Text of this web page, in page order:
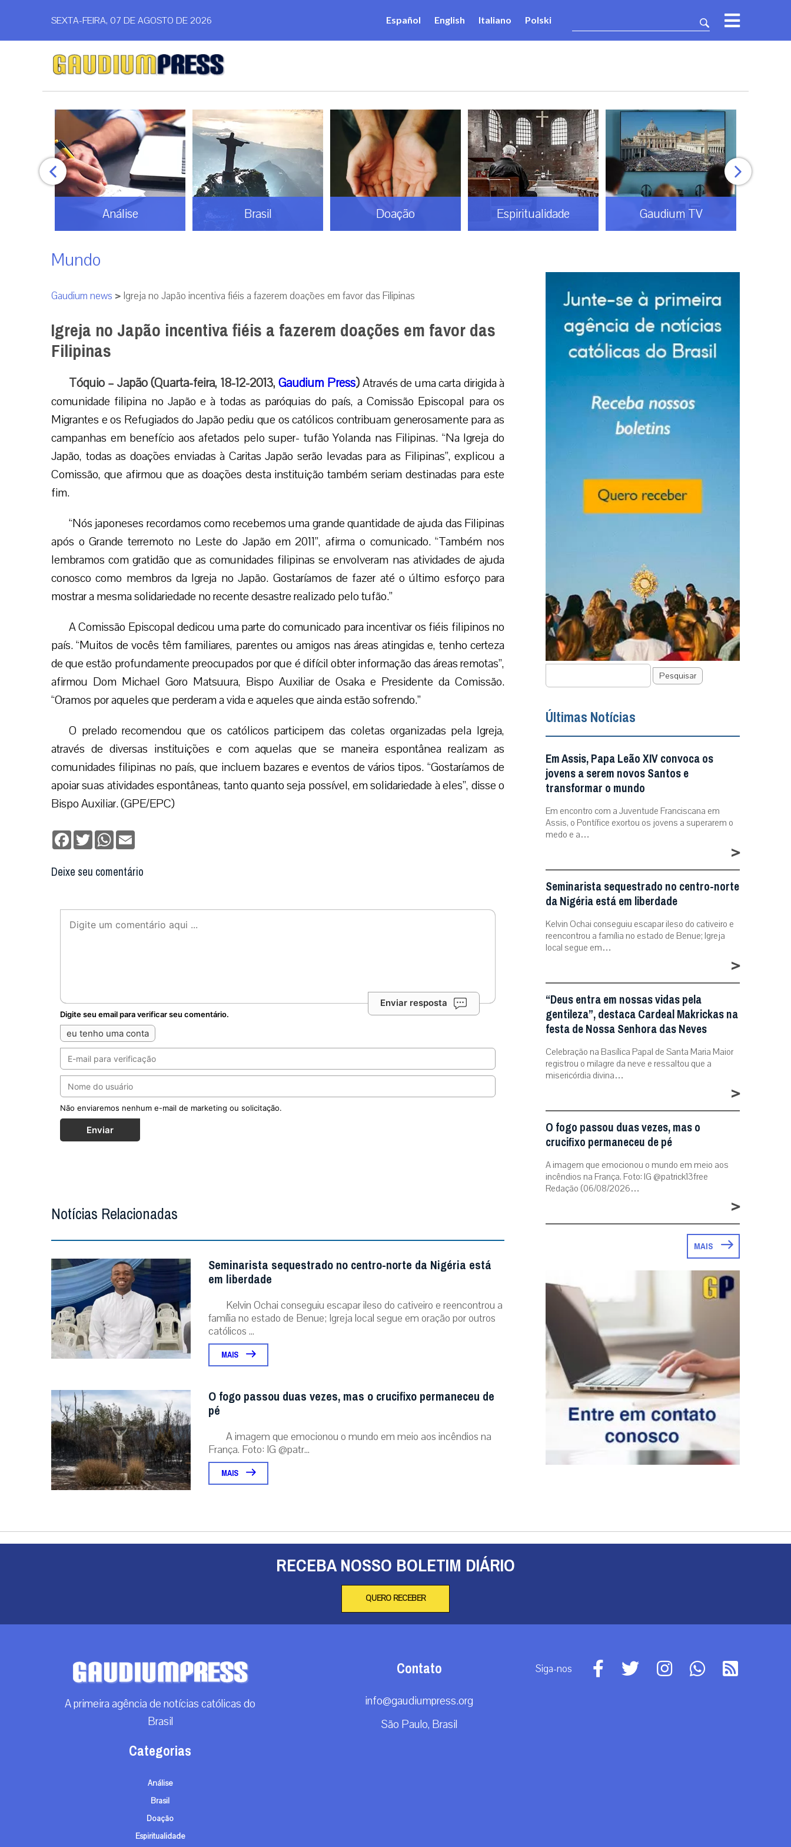
SEXTA-FEIRA, 07 DE AGOSTO DE 2026 Español English Italiano Polski
Análise Brasil Doação Espiritualidade Gaudium TV
Mundo
Gaudium news > Igreja no Japão incentiva fiéis a fazerem doações em favor das Filipinas
Igreja no Japão incentiva fiéis a fazerem doações em favor das
Filipinas
Tóquio – Japão (Quarta-feira, 18-12-2013, Gaudium Press)Através de uma carta dirigida à
comunidade filipina no Japão e à todas as paróquias do país, a Comissão Episcopal para os
Migrantes e os Refugiados do Japão pediu que os católicos contribuam generosamente para as
campanhas em benefício aos afetados pelo super- tufão Yolanda nas Filipinas. “Na Igreja do
Japão, todas as doações enviadas à Caritas Japão serão levadas para as Filipinas”, explicou a
Comissão, que afirmou que as doações desta instituição também seriam destinadas para este
fim.
“Nós japoneses recordamos como recebemos uma grande quantidade de ajuda das Filipinas
após o Grande terremoto no Leste do Japão em 2011”, afirma o comunicado. “Também nos
lembramos com gratidão que as comunidades filipinas se envolveram nas atividades de ajuda
conosco como membros da Igreja no Japão. Gostaríamos de fazer até o último esforço para
mostrar a mesma solidariedade no recente desastre realizado pelo tufão.”
A Comissão Episcopal dedicou uma parte do comunicado para incentivar os fiéis filipinos no
país. “Muitos de vocês têm familiares, parentes ou amigos nas áreas atingidas e, tenho certeza
de que estão profundamente preocupados por que é difícil obter informação das áreas remotas”,
afirmou Dom Michael Goro Matsuura, Bispo Auxiliar de Osaka e Presidente da Comissão.
“Oramos por aqueles que perderam a vida e aqueles que ainda estão sofrendo.”
O prelado recomendou que os católicos participem das coletas organizadas pela Igreja,
através de diversas instituições e com aquelas que se maneira espontânea realizam as
comunidades filipinas no país, que incluem bazares e eventos de vários tipos. “Gostaríamos de
apoiar suas atividades espontâneas, tanto quanto seja possível, em solidariedade à eles”, disse o
Bispo Auxiliar. (GPE/EPC)
Facebook
TwitterWhatsApp
Deixe seu comentário
Enviar resposta
Digite seu email para verificar seu comentário.
eu tenho uma conta
Não enviaremos nenhum e-mail de marketing ou solicitação.
Enviar
Notícias Relacionadas
Seminarista sequestrado no centro-norte da Nigéria está
em liberdade
Kelvin Ochai conseguiu escapar ileso do cativeiro e reencontrou a
família no estado de Benue; Igreja local segue em oração por outros
católicos ...
MAIS
O fogo passou duas vezes, mas o crucifixo permaneceu de
pé
A imagem que emocionou o mundo em meio aos incêndios na
França. Foto: IG @patr...
MAIS
Pesquisar
Últimas Notícias
Em Assis, Papa Leão XIV convoca os
jovens a serem novos Santos e
transformar o mundo
Em encontro com a Juventude Franciscana em
Assis, o Pontífice exortou os jovens a superarem o
medo e a…
>
Seminarista sequestrado no centro-norte
da Nigéria está em liberdade
Kelvin Ochai conseguiu escapar ileso do cativeiro e
reencontrou a família no estado de Benue; Igreja
local segue em…
>
“Deus entra em nossas vidas pela
gentileza”, destaca Cardeal Makrickas na
festa de Nossa Senhora das Neves
Celebração na Basílica Papal de Santa Maria Maior
registrou o milagre da neve e ressaltou que a
misericórdia divina…
>
O fogo passou duas vezes, mas o
crucifixo permaneceu de pé
A imagem que emocionou o mundo em meio aos
incêndios na França. Foto: IG @patrick13free
Redação (06/08/2026…
>
MAIS
RECEBA NOSSO BOLETIM DIÁRIO
QUERO RECEBER
A primeira agência de notícias católicas do
Brasil
Categorias
Análise
Brasil
Doação
Espiritualidade
Contato
info@gaudiumpress.org
São Paulo, Brasil
Siga-nos